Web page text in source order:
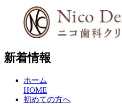
新着情報
ホーム
HOME
初めての方へ